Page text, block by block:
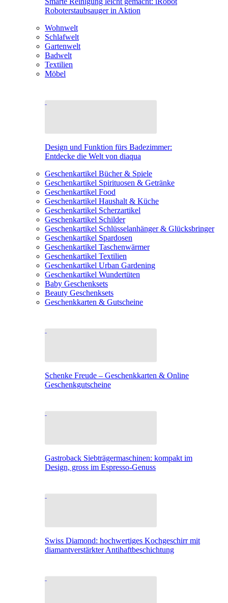
Roboterstaubsauger in Aktion
Wohnwelt
Schlafwelt
Gartenwelt
Badwelt
Textilien
Möbel
Design und Funktion fürs Badezimmer:
Entdecke die Welt von diaqua
Geschenkartikel Bücher & Spiele
Geschenkartikel Spirituosen & Getränke
Geschenkartikel Food
Geschenkartikel Haushalt & Küche
Geschenkartikel Scherzartikel
Geschenkartikel Schilder
Geschenkartikel Schlüsselanhänger & Glücksbringer
Geschenkartikel Spardosen
Geschenkartikel Taschenwärmer
Geschenkartikel Textilien
Geschenkartikel Urban Gardening
Geschenkartikel Wundertüten
Baby Geschenksets
Beauty Geschenksets
Geschenkkarten & Gutscheine
Schenke Freude – Geschenkkarten & Online
Geschenkgutscheine
Gastroback Siebträgermaschinen: kompakt im
Design, gross im Espresso-Genuss
Swiss Diamond: hochwertiges Kochgeschirr mit
diamantverstärkter Antihaftbeschichtung